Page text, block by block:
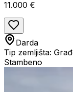
11.000 €
Darda
Tip zemljišta:
Stambeno